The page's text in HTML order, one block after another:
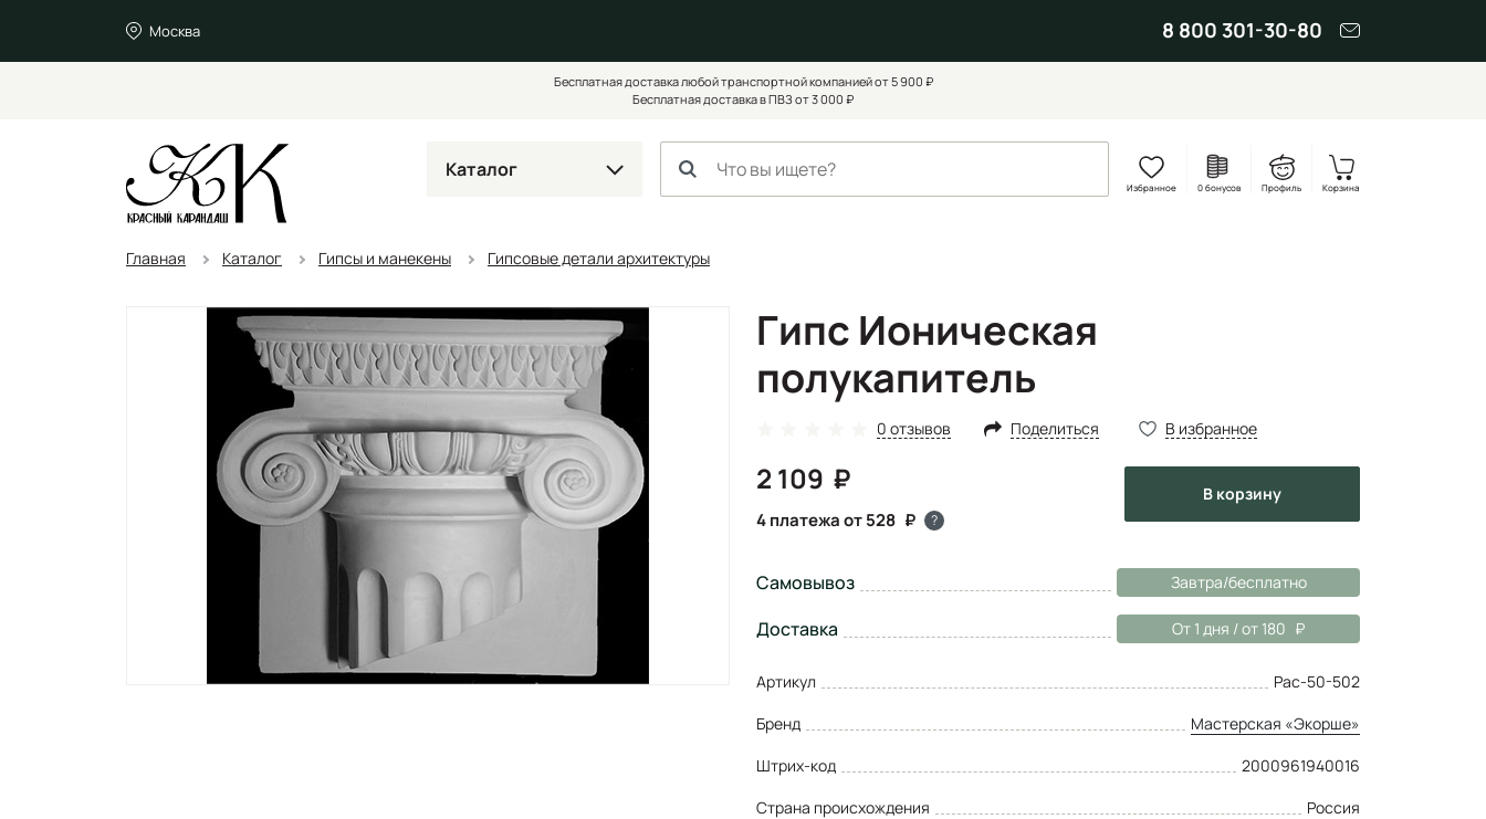
Москва 8 800 301-30-80
Бесплатная доставка любой транспортной компанией от 5 900 ₽
Бесплатная доставка в ПВЗ от 3 000 ₽
Каталог
Избранное 0 бонусов Профиль Корзина
Главная Каталог Гипсы и манекены Гипсовые детали архитектуры
Гипс Ионическая
полукапитель
0 отзывов Поделиться В избранное
2 109
4 платежа от 528 ?
в корзину
Самовывоз Завтра/бесплатно
Доставка От 1 дня / от 180
Артикул
Рас-50-502
Бренд
Мастерская «Экорше»
Штрих-код
2000961940016
Страна происхождения
Россия